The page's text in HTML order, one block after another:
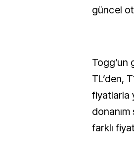
güncel
Togg’un
TL’den,
fiyatlarla
farklı